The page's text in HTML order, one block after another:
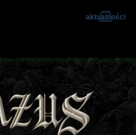
aktualności